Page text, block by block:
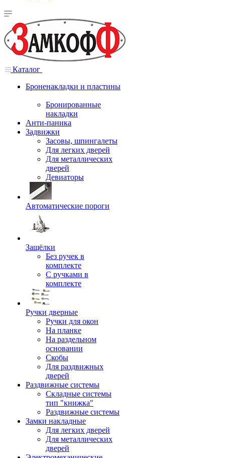
Каталог
Броненакладки и пластины
Бронированные
накладки
Анти-паника
Задвижки
Засовы, шпингалеты
Для легких дверей
Для металлических
дверей
Девиаторы
Автоматические пороги
Защёлки
Без ручек в
комплекте
С ручками в
комплекте
Ручки дверные
Ручки для окон
На планке
На раздельном
основании
Скобы
Для раздвижных
дверей
Раздвижные системы
Складные системы
тип "книжка"
Раздвижные системы
Замки накладные
Для легких дверей
Для металлических
дверей